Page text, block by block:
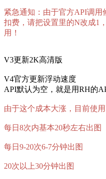
紧急通知：由于官方API调
扣费，请把设置里的N改成1
用！
V3更新2K高清版
V4官方更新浮动速度
API默认为空，就是用RH的
由于这个成本大涨，目前使
每日8次内基本20秒左右出图
每日9-20次6-7分钟出图
20次以上30分钟出图